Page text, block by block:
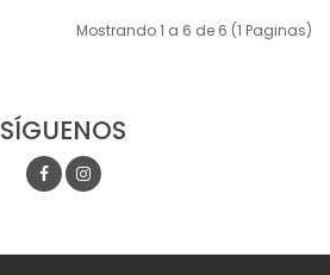
Mostrando 1 a 6 de 6 (1 Paginas)
SÍGUENOS